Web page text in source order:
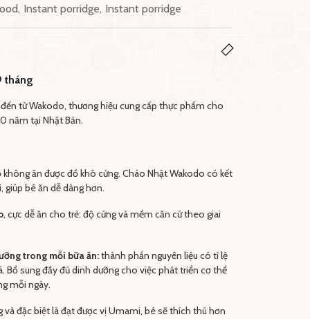
, Instant porridge, Instant porridge
tháng
từ Wakodo, thương hiệu cung cấp thực phẩm cho
năm tại Nhật Bản.
ăn được đồ khô cứng. Cháo Nhật Wakodo có kết
giúp bé ăn dễ dàng hơn.
, cực dễ ăn cho trẻ: độ cứng và mềm căn cứ theo giai
trong mỗi bữa ăn:thành phần nguyên liệu có tỉ lệ
Bổ sung đầy đủ dinh dưỡng cho việc phát triển cơ thể
mỗi ngày.
và đặc biệt là đạt được vị Umami, bé sẽ thích thú hơn